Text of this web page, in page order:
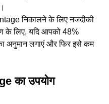
निकालने के लिए नजदीकी
के लिए, यदि आपको 48%
अनुमान लगाएं और फिर इसे कम
का उपयोग